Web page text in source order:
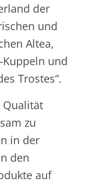
der
und
Altea,
und
Trostes“.
Qualität
zu
in der
den
auf